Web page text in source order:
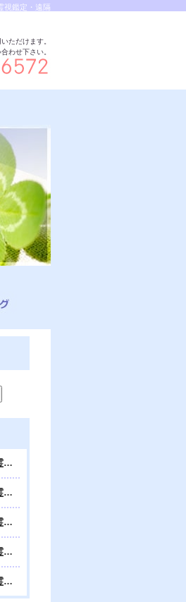
視鑑定・遠隔
ただけます。
わせ下さい。
吉田町、焼津市、富士市、霊視鑑定 天龍・占いの館 Dahlia、対面・電話・オンライン鑑定、除霊、霊視鑑定、遠隔 除霊 口コミ、浄霊、交霊、祈祷、御祓い、四柱推命、姓名判断・九星気学・易・タロット・手相・数秘術・動物占い・姓名学・命運鑑定、開運、不安・苦痛・恐怖、悩み相談、スピリチュアルカウンセラー、ヒーリング、霊気治療、霊能力者、霊媒師、天龍知裕著、幸せを求めて、天の神様 VS 地獄の神様、宇宙の真理で未来は希望の光、この世で天国 あの世で天国、天龍知裕ブログ。
甲州市、中央市、笛吹市、霊視鑑定 天龍・占いの館 Dahlia、対面・電話・オンライン鑑定、除霊、霊視鑑定、遠隔 除霊 口コミ、浄霊、交霊、祈祷、御祓い、四柱推命、姓名判断・九星気学・易・タロット・手相・数秘術・動物占い・姓名学・命運鑑定、開運、不安・苦痛・恐怖、悩み相談、スピリチュアルカウンセラー、ヒーリング、霊気治療、霊能力者、霊媒師、天龍知裕著、幸せを求めて、天の神様 VS 地獄の神様、宇宙の真理で未来は希望の光、この世で天国 あの世で天国、天龍知裕ブログ。
新城市、豊橋市、田原市、霊視鑑定 天龍・占いの館 Dahlia、対面・電話・オンライン鑑定、除霊、霊視鑑定、遠隔 除霊 口コミ、浄霊、交霊、祈祷、御祓い、四柱推命、姓名判断・九星気学・易・タロット・手相・数秘術・動物占い・姓名学・命運鑑定、開運、不安・苦痛・恐怖、悩み相談、スピリチュアルカウンセラー、ヒーリング、霊能力者、霊媒師、天龍知裕著、幸せを求めて、天の神様 VS 地獄の神様、宇宙の真理で未来は希望の光、この世で天国 あの世で天国、天龍知裕ブログ。
愛西市、海津市、大垣市、霊視鑑定 天龍・占いの館 Dahlia、対面・電話・オンライン鑑定、遠隔 除霊 口コミ、浄霊、交霊、祈祷、御祓い、四柱推命、姓名判断・九星気学・易・タロット・手相・数秘術・動物占い・姓名学・命運鑑定、開運、不安・苦痛・恐怖、悩み相談、スピリチュアルカウンセラー、ヒーリング、霊能力者、霊媒師、天龍知裕著、幸せを求めて、天の神様 VS 地獄の神様、宇宙の真理で未来は希望の光、この世で天国 あの世で天国、天龍知裕ブログ。
静岡県、静岡市、湖西市、霊視鑑定 天龍・占いの館 Dahlia、対面・電話・オンライン鑑定、除霊、霊視鑑定、遠隔 除霊 口コミ、浄霊、交霊、祈祷、御祓い、四柱推命、姓名判断・九星気学・易・タロット・手相・数秘術・動物占い・姓名学・命運鑑定、開運、不安・苦痛・恐怖、悩み相談、スピリチュアルカウンセラー、ヒーリング、霊気治療、霊能力者、霊媒師、天龍知裕著、幸せを求めて、天の神様 VS 地獄の神様、宇宙の真理で未来は希望の光、この世で天国 あの世で天国、天龍知裕ブログ。